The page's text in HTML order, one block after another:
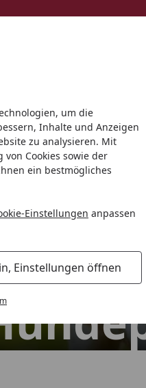
um die
Inhalte und Anzeigen
zu analysieren. Mit
Cookies sowie der
ein bestmögliches
Einstellungen anpassen
Einstellungen öffnen
Geschenkideen